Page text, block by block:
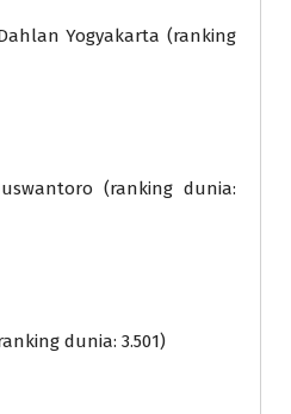
Yogyakarta (ranking
(ranking dunia:
dunia: 3.501)